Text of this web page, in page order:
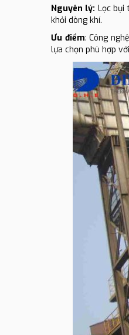
Nguyên lý: Lọc bụi
khỏi dòng khí.
Ưu điểm: Công
lựa chọn phù hợp